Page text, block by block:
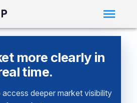
more clearly in
time.
access deeper market visibility